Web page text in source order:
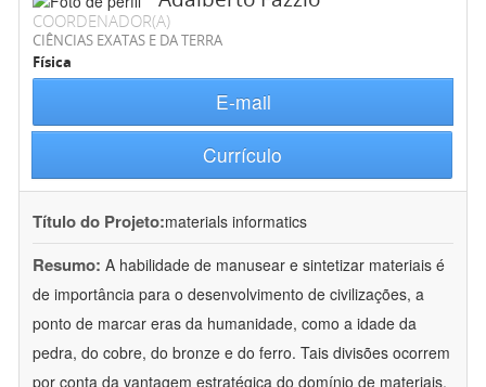
COORDENADOR(A)
CIÊNCIAS EXATAS E DA TERRA
Física
E-mail
Currículo
Título do Projeto:materials informatics
Resumo: A habilidade de manusear e sintetizar materiais é
de importância para o desenvolvimento de civilizações, a
ponto de marcar eras da humanidade, como a idade da
pedra, do cobre, do bronze e do ferro. Tais divisões ocorrem
por conta da vantagem estratégica do domínio de materiais,